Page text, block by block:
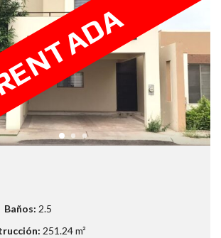
Baños: 2.5
251.24 m²